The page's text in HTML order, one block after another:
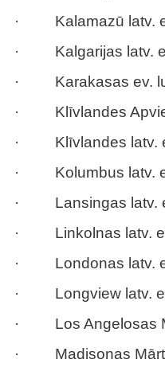
· Kalamazū latv.
· Kalgarijas latv.
· Karakasas ev.
· Klīvlandes
· Klīvlandes latv.
· Kolumbus latv.
· Lansingas latv.
· Linkolnas latv.
· Londonas latv.
· Longview latv.
· Los Angelosas
· Madisonas